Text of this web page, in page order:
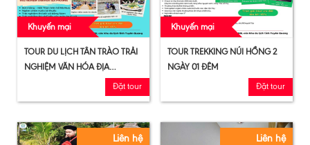
Khuyến mại
TOUR DU LỊCH TÂN TRÀO TRẢI
NGHIỆM VĂN HÓA ĐỊA
PHƯƠNG 01 NGÀY (BẮT CÁ)Đặt tour
Khuyến mại
TOUR TREKKING NÚI HỒNG 2
NGÀY 01 ĐÊM
Đặt tour
Liên hệ Liên hệ